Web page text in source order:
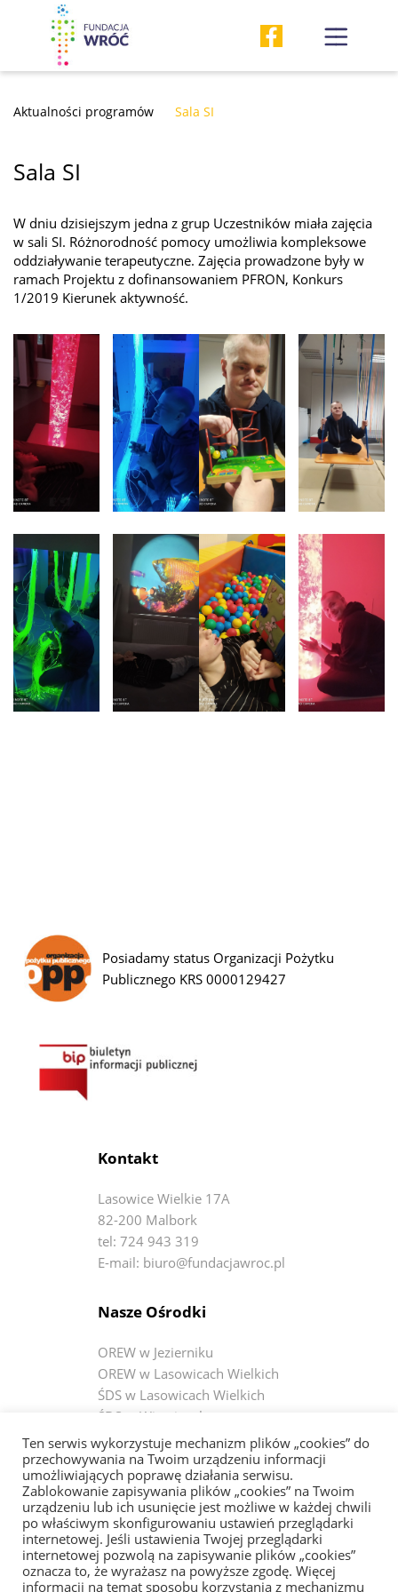
Aktualności programów Sala SI
Sala SI
W dniu dzisiejszym jedna z grup Uczestników miała zajęcia
w sali SI. Różnorodność pomocy umożliwia kompleksowe
oddziaływanie terapeutyczne. Zajęcia prowadzone były w
ramach Projektu z dofinansowaniem PFRON, Konkurs
1/2019 Kierunek aktywność.
Posiadamy status Organizacji Pożytku
Publicznego KRS 0000129427
Kontakt
Lasowice Wielkie 17A
82-200 Malbork
tel: 724 943 319
E-mail: biuro@fundacjawroc.pl
Nasze Ośrodki
OREW w Jezierniku
OREW w Lasowicach Wielkich
ŚDS w Lasowicach Wielkich
ŚDS w Wiercinach
ŚDS w Janówce
ŚDS w Czerninie
Bądź na bieżąco
Fundacja WRÓĆ
OREW w Jezierniku
Ten serwis wykorzystuje mechanizm plików „cookies” do
przechowywania na Twoim urządzeniu informacji
umożliwiających poprawę działania serwisu.
Zablokowanie zapisywania plików „cookies” na Twoim
urządzeniu lub ich usunięcie jest możliwe w każdej chwili
po właściwym skonfigurowaniu ustawień przeglądarki
internetowej. Jeśli ustawienia Twojej przeglądarki
internetowej pozwolą na zapisywanie plików „cookies”
oznacza to, że wyrażasz na powyższe zgodę. Więcej
informacji na temat sposobu korzystania z mechanizmu